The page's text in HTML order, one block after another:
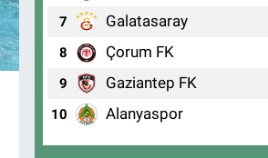
7 Galatasaray
8 Çorum FK
9 Gaziantep FK
10 Alanyaspor